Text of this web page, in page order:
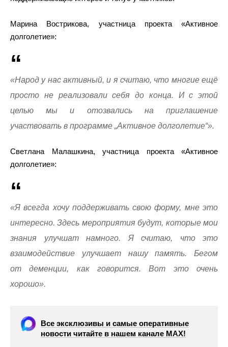
Марина Вострикова, участница проекта «Активное
долголетие»:
«Народ у нас активный, и я считаю, что многие ещё
просто не реализовали себя до конца. И с этой
целью мы и отозвались на приглашение
участвовать в программе „Активное долголетие“».
Светлана Малашкина, участница проекта «Активное
долголетие»:
«Я всегда хочу поддерживать свою форму, мне это
интересно. Здесь мероприятия будут, которые мои
знания улучшат намного. Я считаю, что это
взаимодействие улучшает нашу память. Бегом
от деменции, как говорится. Вот это очень
хорошо».
Все эксклюзивы и самые оперативные
новости читайте в нашем канале МАХ!